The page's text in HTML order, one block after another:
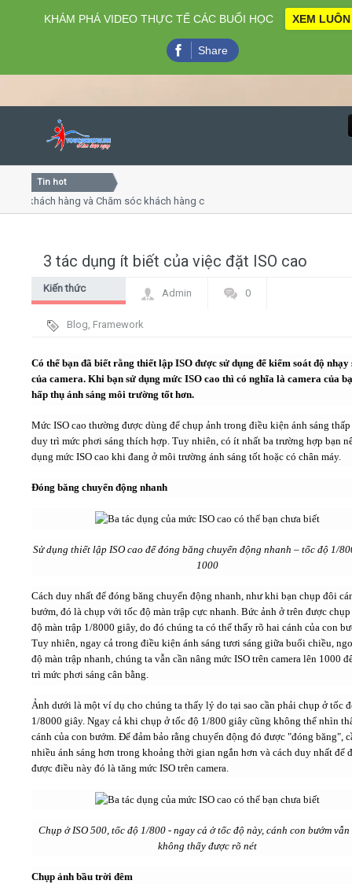
Close
Home
Giới thiệu
Kiến thức
Tìm kiếm
Tin hot
hàng và Chăm sóc khách hàng chuyên nghiệp
3 tác dụng ít biết của việc đặt ISO cao
Kiến thức
Admin 0
Blog, Framework
Có thể bạn đã biết rằng thiết lập ISO được sử dụng để kiểm soát độ nhạy
của camera. Khi bạn sử dụng mức ISO cao thì có nghĩa là camera của
hấp thụ ánh sáng môi trường tốt hơn.
Mức ISO cao thường được dùng để chụp ảnh trong điều kiện ánh sáng
duy trì mức phơi sáng thích hợp. Tuy nhiên, có ít nhất ba trường hợp bạn
dụng mức ISO cao khi đang ở môi trường ánh sáng tốt hoặc có chân máy.
Đóng băng chuyển động nhanh
Sử dụng thiết lập ISO cao để đóng băng chuyển động nhanh – tốc độ 1/
1000
Cách duy nhất để đóng băng chuyển động nhanh, như khi bạn chụp đôi
bướm, đó là chụp với tốc độ màn trập cực nhanh. Bức ảnh ở trên được
độ màn trập 1/8000 giây, do đó chúng ta có thể thấy rõ hai cánh của con
Tuy nhiên, ngay cả trong điều kiện ánh sáng tươi sáng giữa buổi chiều,
độ màn trập nhanh, chúng ta vẫn cần nâng mức ISO trên camera lên 1000
trì mức phơi sáng cân bằng.
Ảnh dưới là một ví dụ cho chúng ta thấy lý do tại sao cần phải chụp ở tốc
1/8000 giây. Ngay cả khi chụp ở tốc độ 1/800 giây cũng không thể nhìn
cánh của con bướm. Để đảm bảo rằng chuyển động đó được "đóng băng",
nhiều ánh sáng hơn trong khoảng thời gian ngắn hơn và cách duy nhất để
được điều này đó là tăng mức ISO trên camera.
Chụp ở ISO 500, tốc độ 1/800 - ngay cả ở tốc độ này, cánh con bướm
không thấy được rõ nét
Chụp ảnh bầu trời đêm
KHÁM PHÁ VIDEO THỰC TẾ CÁC BUỔI HỌC XEM LUÔN
Share